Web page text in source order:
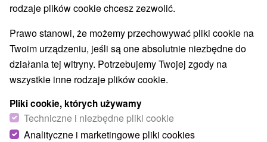
rodzaje plików cookie chcesz zezwolić.
Prawo stanowi, że możemy przechowywać pliki cookie na
Twoim urządzeniu, jeśli są one absolutnie niezbędne do
działania tej witryny. Potrzebujemy Twojej zgody na
wszystkie inne rodzaje plików cookie.
Pliki cookie, których używamy
Techniczne i niezbędne pliki cookie
Analityczne i marketingowe pliki cookies